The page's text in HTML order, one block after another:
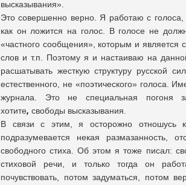
высказывания».
Это совершенно верно. Я работаю с голоса,
как он ложится на голос. В голосе не
«частного сообщения», которым и является
слов и т.п. Поэтому я и настаиваю на
расшатывать жесткую структуру русской
естественного, не «поэтического» голоса.
журнала. Это не специальная погоня
хотите, свободы высказывания.
В связи с этим, я осторожно отношусь
подразумевается некая размазанность,
свободного стиха. Об этом я тоже писал:
стиховой речи, и только тогда он
почувствовать, потом задуматься, потом